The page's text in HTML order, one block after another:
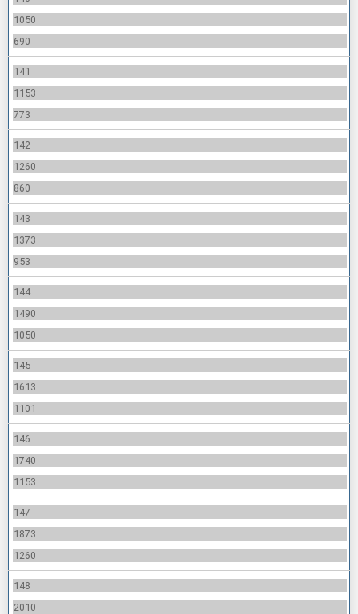
1050
690
141
1153
773
142
1260
860
143
1373
953
144
1490
1050
145
1613
1101
146
1740
1153
147
1873
1260
148
2010